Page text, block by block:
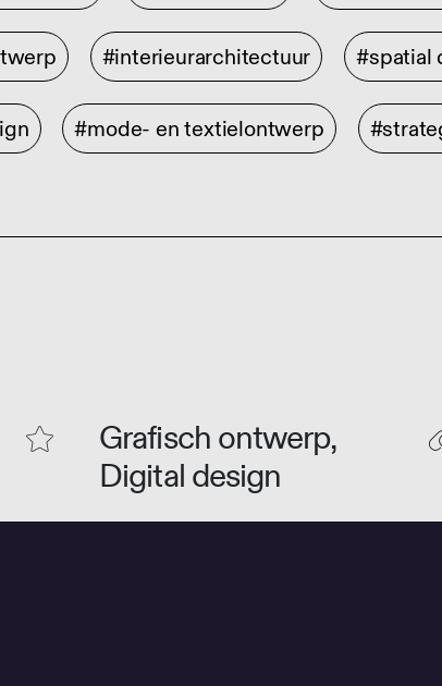
#interieurarchitectuur #spatial
#mode- en textielontwerp
Grafisch ontwerp,
Digital design